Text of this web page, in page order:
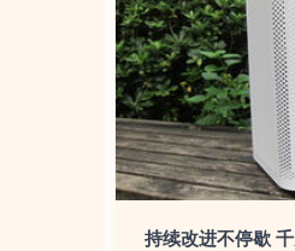
持续改进不停歇